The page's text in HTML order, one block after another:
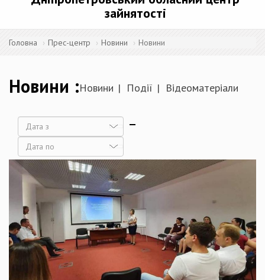
зайнятості
Головна Прес-центр Новини Новини
Новини Новини Події Відеоматеріали
Дата
Дата